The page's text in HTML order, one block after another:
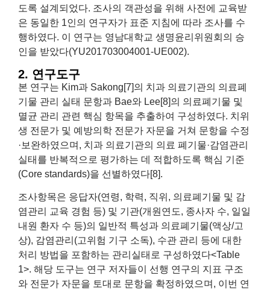
도록 설계되었다. 조사의 객관성을 위해 사전에 교육받
은 동일한 1인의 연구자가 표준 지침에 따라 조사를 수
행하였다. 이 연구는 영남대학교 생명윤리위원회의 승
인을 받았다(YU201703004001-UE002).
2. 연구도구
본 연구는 Kim과 Sakong[7]의 치과 의료기관의 의료폐
기물 관리 실태 문항과 Bae와 Lee[8]의 의료폐기물 및
멸균 관리 관련 핵심 항목을 추출하여 구성하였다. 치위
생 전문가 및 예방의학 전문가 자문을 거쳐 문항을 수정
·보완하였으며, 치과 의료기관의 의료 폐기물·감염관리
실태를 반복적으로 평가하는 데 적합하도록 핵심 기준
(Core standards)을 선별하였다[8].
조사항목은 응답자(연령, 학력, 직위, 의료폐기물 및 감
염관리 교육 경험 등) 및 기관(개원연도, 종사자 수, 일일
내원 환자 수 등)의 일반적 특성과 의료폐기물(액상/고
상), 감염관리(고위험 기구 소독), 수관 관리 등에 대한
처리 방법을 포함하는 관리실태로 구성하였다<Table
1>. 해당 도구는 연구 저자들이 선행 연구의 지표 구조
와 전문가 자문을 토대로 문항을 확정하였으며, 이번 연